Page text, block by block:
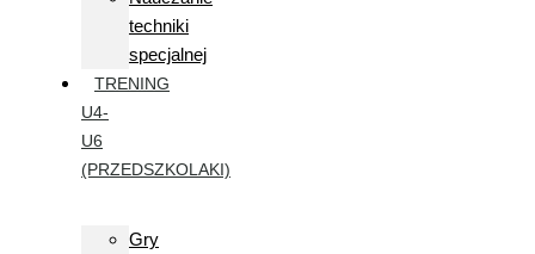
techniki
specjalnej
TRENING
U4-
U6
(PRZEDSZKOLAKI)
Gry